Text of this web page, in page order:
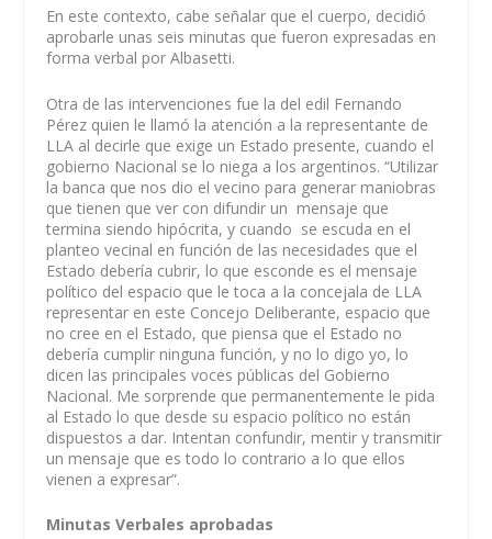
En este contexto, cabe señalar que el cuerpo, decidió
aprobarle unas seis minutas que fueron expresadas en
forma verbal por Albasetti.
Otra de las intervenciones fue la del edil Fernando
Pérez quien le llamó la atención a la representante de
LLA al decirle que exige un Estado presente, cuando el
gobierno Nacional se lo niega a los argentinos. “Utilizar
la banca que nos dio el vecino para generar maniobras
que tienen que ver con difundir un mensaje que
termina siendo hipócrita, y cuando se escuda en el
planteo vecinal en función de las necesidades que el
Estado debería cubrir, lo que esconde es el mensaje
político del espacio que le toca a la concejala de LLA
representar en este Concejo Deliberante, espacio que
no cree en el Estado, que piensa que el Estado no
debería cumplir ninguna función, y no lo digo yo, lo
dicen las principales voces públicas del Gobierno
Nacional. Me sorprende que permanentemente le pida
al Estado lo que desde su espacio político no están
dispuestos a dar. Intentan confundir, mentir y transmitir
un mensaje que es todo lo contrario a lo que ellos
vienen a expresar”.
Minutas Verbales aprobadas